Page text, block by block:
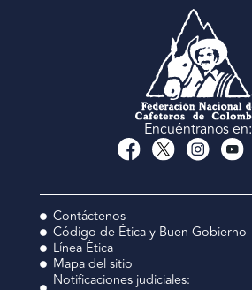
Encuéntranos en:
Contáctenos
Código de Ética y Buen Gobierno
Línea Ética
Mapa del sitio
Notificaciones judiciales: